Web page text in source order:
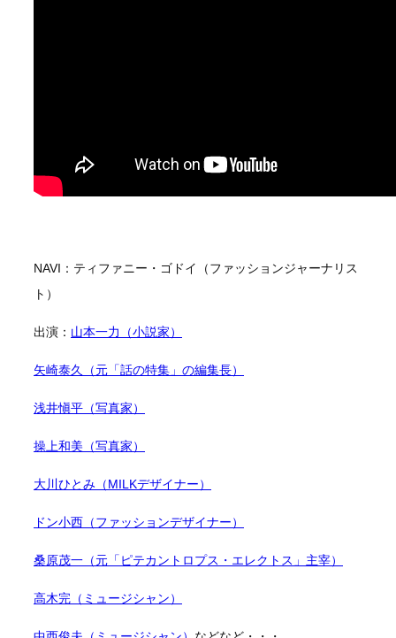
NAVI：ティファニー・ゴドイ（ファッションジャーナリス
ト）
出演： 山本一力（小説家）
矢崎泰久（元「話の特集」の編集長）
浅井愼平（写真家）
操上和美（写真家）
大川ひとみ（MILKデザイナー）
ドン小西（ファッションデザイナー）
桑原茂一（元「ピテカントロプス・エレクトス」主宰）
高木完（ミュージシャン）